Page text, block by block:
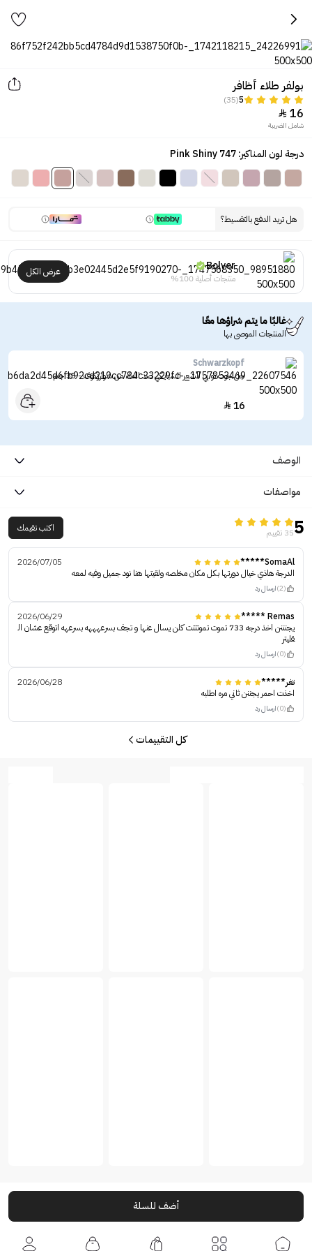
بولفر طلاء أظافر
5
(35)
16

شامل الضريبة
درجة لون المناكير: Pink Shiny 747
هل تريد الدفع بالتقسيط؟
Bolver
منتجات أصلية 100%
عرض الكل
غالبًا ما يتم شراؤها معًا
المنتجات الموصى بها
Schwarzkopf
جل جوت تو بي للشعر السبايكي ضد الماء من شوارزكوف - 35 جم
16

الوصف
مواصفات
535 تقييم اكتب تقيمك
SomaAl*****
2026/07/05
الدرجة هاذي خيال دورتها بكل مكان مخلصه ولقيتها هنا نود جميل وفيه لمعه
(2) ارسال رد
Remas *****
2026/06/29
يجنننن اخذ درجه 733 تموت تموتتتت كلن يسال عنها و تجف بسرعهههه بسرعهه اتوقع عشان ال
قليتر
(0) ارسال رد
تغر*****
2026/06/28
اخذت احمر يجننن ثاني مره اطلبه
(0) ارسال رد
كل التقييمات
أضف للسلة